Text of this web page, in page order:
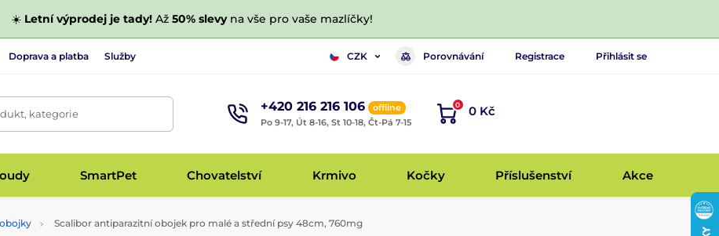
☀️ Letní výprodej je tady!Až 50% slevyna vše pro vaše mazlíčky!
Doprava a platba Služby CZK Porovnávání Registrace Přihlásit se
kategorie +420 216 216 106
offline
Po 9-17, Út 8-16, St 10-18, Čt-Pá 7-15
0 0 Kč
SmartPet Chovatelství Krmivo Kočky Příslušenství Akce
Scalibor antiparazitní obojek pro malé a střední psy 48cm, 760mg